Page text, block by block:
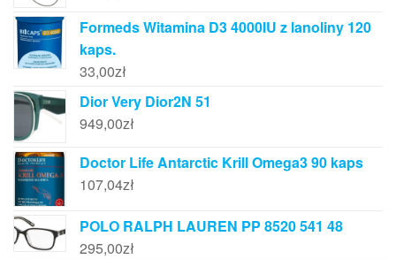
Formeds Witamina D3 4000IU z lanoliny 120
kaps.
33,00zł
Dior Very Dior2N 51
949,00zł
Doctor Life Antarctic Krill Omega3 90 kaps
107,04zł
POLO RALPH LAUREN PP 8520 541 48
295,00zł